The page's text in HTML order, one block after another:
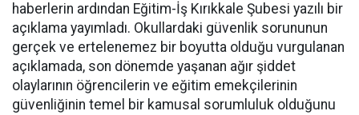
haberlerin ardından Eğitim-İş Kırıkkale Şubesi yazılı bir
açıklama yayımladı. Okullardaki güvenlik sorununun
gerçek ve ertelenemez bir boyutta olduğu vurgulanan
açıklamada, son dönemde yaşanan ağır şiddet
olaylarının öğrencilerin ve eğitim emekçilerinin
güvenliğinin temel bir kamusal sorumluluk olduğunu